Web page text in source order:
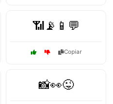
📶📡📱💬
Copiar
📸👀😜